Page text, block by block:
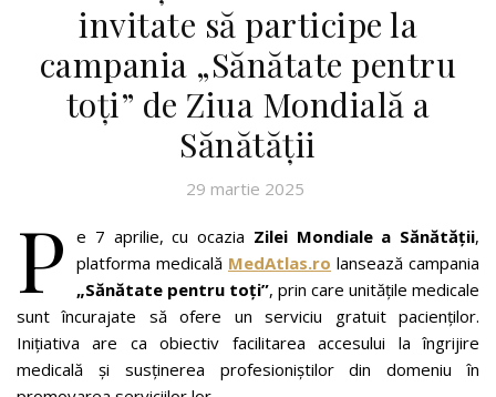
invitate să participe la
campania „Sănătate pentru
toți” de Ziua Mondială a
Sănătății
29 martie 2025
P e 7 aprilie, cu ocazia Zilei Mondiale a Sănătății,
platforma medicală MedAtlas.ro lansează campania
„Sănătate pentru toți”, prin care unitățile medicale
sunt încurajate să ofere un serviciu gratuit pacienților.
Inițiativa are ca obiectiv facilitarea accesului la îngrijire
medicală și susținerea profesioniștilor din domeniu în